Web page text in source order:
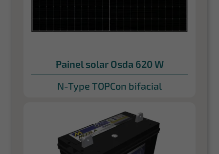
Painel solar Osda 620 W
N-Type TOPCon bifacial